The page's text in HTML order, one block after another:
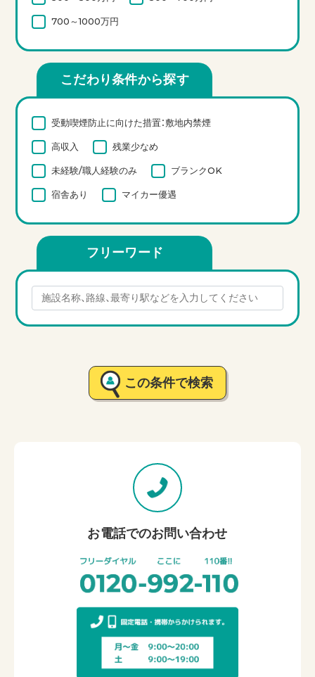
700～1000万円
こだわり条件から探す
受動喫煙防止に向けた措置：敷地内禁煙
高収入 残業少なめ
未経験/職人経験のみ ブランクOK
宿舎あり マイカー優遇
フリーワード
この条件で検索
お電話でのお問い合わせ